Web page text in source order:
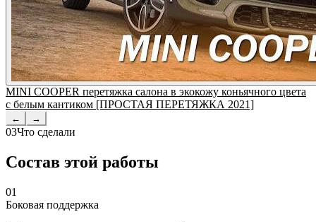
MINI COOPER перетяжка салона в экокожу коньячного цвета
с белым кантиком [ПРОСТАЯ ПЕРЕТЯЖКА 2021]
← →
03Что сделали
Состав этой работы
01
Боковая поддержка